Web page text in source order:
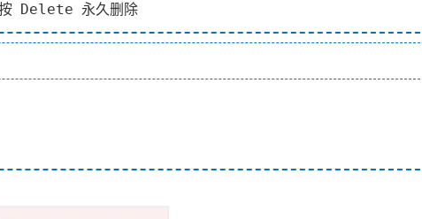
Delete 永久删除